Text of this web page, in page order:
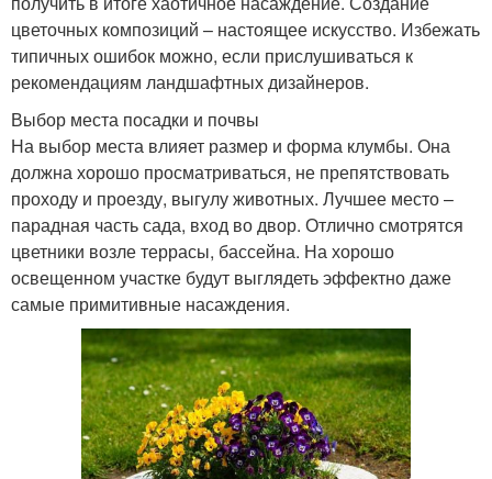
цветочных композиций – настоящее искусство. Избежать
типичных ошибок можно, если прислушиваться к
рекомендациям ландшафтных дизайнеров.
Выбор места посадки и почвы
На выбор места влияет размер и форма клумбы. Она
должна хорошо просматриваться, не препятствовать
проходу и проезду, выгулу животных. Лучшее место –
парадная часть сада, вход во двор. Отлично смотрятся
цветники возле террасы, бассейна. На хорошо
освещенном участке будут выглядеть эффектно даже
самые примитивные насаждения.